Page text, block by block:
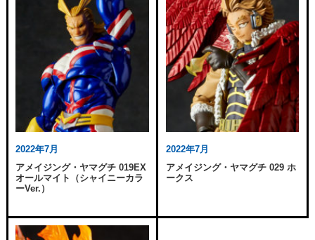
2022年7月
アメイジング・ヤマグチ 019EX
オールマイト（シャイニーカラ
ーVer.）
2022年7月
アメイジング・ヤマグチ 029 ホ
ークス